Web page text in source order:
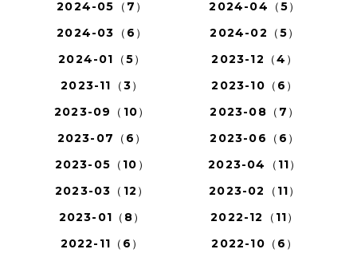
2024-05（7）
2024-04（5）
2024-03（6）
2024-02（5）
2024-01（5）
2023-12（4）
2023-11（3）
2023-10（6）
2023-09（10）
2023-08（7）
2023-07（6）
2023-06（6）
2023-05（10）
2023-04（11）
2023-03（12）
2023-02（11）
2023-01（8）
2022-12（11）
2022-11（6）
2022-10（6）